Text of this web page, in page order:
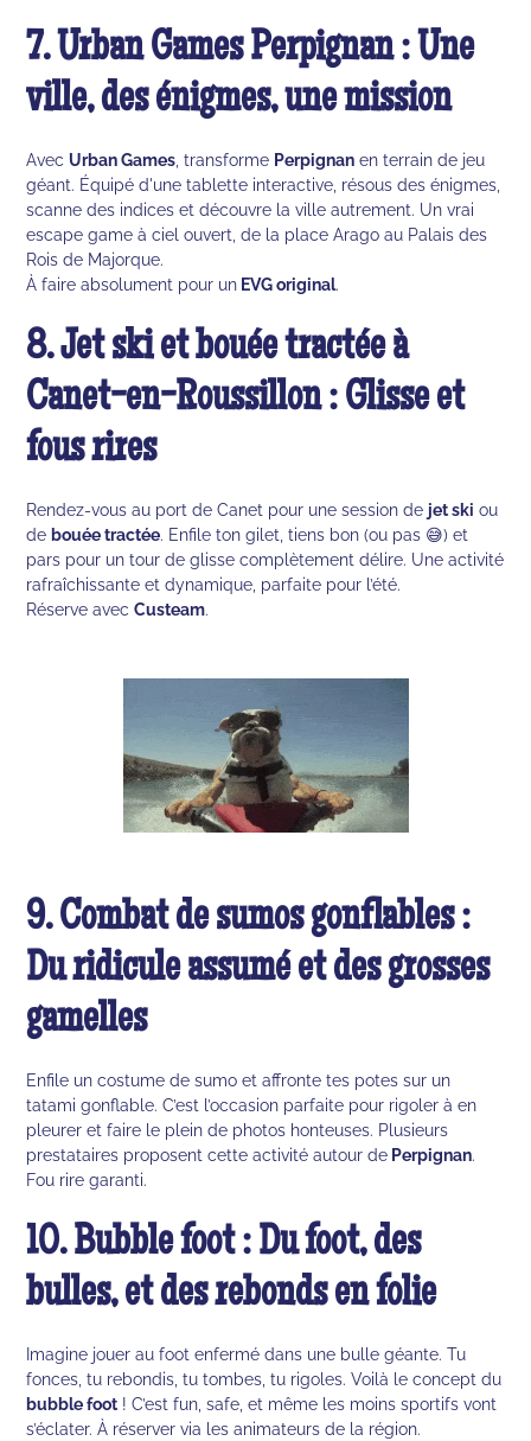
7. Urban Games Perpignan : Une
ville, des énigmes, une mission
AvecUrban Games , transforme Perpignan en terrain de jeu
géant. Équipé d'une tablette interactive, résous des énigmes,
scanne des indices et découvre la ville autrement. Un vrai
escape game à ciel ouvert, de la place Arago au Palais des
Rois de Majorque.
À faire absolument pour un EVG original.
8. Jet ski et bouée tractée à
Canet-en-Roussillon : Glisse et
fous rires
Rendez-vous au port de Canet pour une session de jet ski ou
debouée tractée. Enfile ton gilet, tiens bon (ou pas 😅) et
pars pour un tour de glisse complètement délire. Une activité
rafraîchissante et dynamique, parfaite pour l’été.
Réserve avecCusteam.
9. Combat de sumos gonflables :
Du ridicule assumé et des grosses
gamelles
Enfile un costume de sumo et affronte tes potes sur un
tatami gonflable. C’est l’occasion parfaite pour rigoler à en
pleurer et faire le plein de photos honteuses. Plusieurs
prestataires proposent cette activité autour de Perpignan.
Fou rire garanti.
10. Bubble foot : Du foot, des
bulles, et des rebonds en folie
Imagine jouer au foot enfermé dans une bulle géante. Tu
fonces, tu rebondis, tu tombes, tu rigoles. Voilà le concept du
bubble foot ! C’est fun, safe, et même les moins sportifs vont
s’éclater. À réserver via les animateurs de la région.